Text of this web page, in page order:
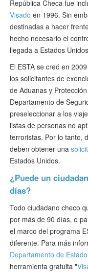
República Checa fue
Visado en 1996. Sin
destinadas a hacer
hecho necesario el
llegada a Estados
El ESTA se creó en
los solicitantes de
de Aduanas y
Departamento de
preseleccionar a los
listas de personas no
terroristas. Por lo tanto,
deben obtener una
Estados Unidos.
¿Puede un
días?
Todo ciudadano checo
por más de 90 días, o
el marco del programa
diferente. Para más
Departamento de Estado
herramienta gratuita "